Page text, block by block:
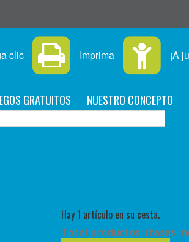
clic Imprima ¡A
GRATUITOS NUESTRO CONCEPTO
Hay 1 artículo en su cesta.
Total productos: (tasas